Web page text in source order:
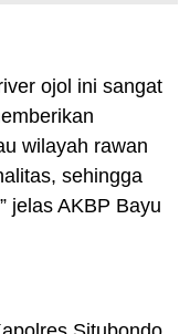
ojol ini sangat
wilayah rawan
sehingga
jelas AKBP Bayu